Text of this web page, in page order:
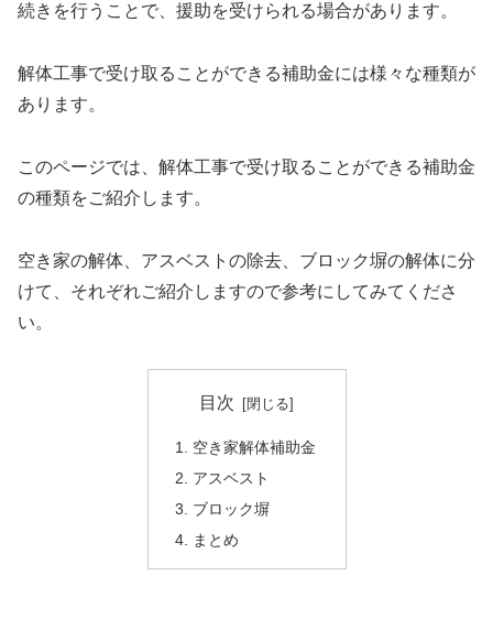
続きを行うことで、援助を受けられる場合があります。
解体工事で受け取ることができる補助金には様々な種類が
あります。
このページでは、解体工事で受け取ることができる補助金
の種類をご紹介します。
空き家の解体、アスベストの除去、ブロック塀の解体に分
けて、それぞれご紹介しますので参考にしてみてくださ
い。
目次
空き家解体補助金
アスベスト
ブロック塀
まとめ